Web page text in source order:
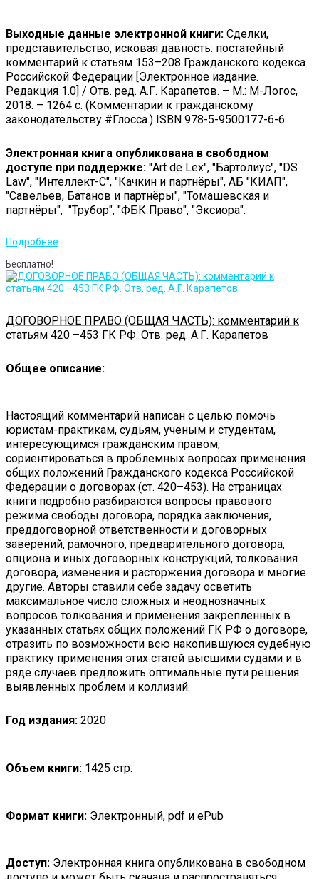
Выходные данные электронной книги: Сделки,
представительство, исковая давность: постатейный
комментарий к статьям 153–208 Гражданского кодекса
Российской Федерации [Электронное издание.
Редакция 1.0] / Отв. ред. А.Г. Карапетов. – М.: М-Логос,
2018. – 1264 с. (Комментарии к гражданскому
законодательству #Глосса.) ISBN 978-5-9500177-6-6
Электронная книга опубликована в свободном
доступе при поддержке: "Art de Lex", "Бартолиус", "DS
Law", "Интеллект-С", "Качкин и партнёры", АБ "КИАП",
"Савельев, Батанов и партнёры", "Томашевская и
партнёры", "Трубор", "ФБК Право", "Эксиора".
Подробнее
Бесплатно!
ДОГОВОРНОЕ ПРАВО (ОБЩАЯ ЧАСТЬ): комментарий к
статьям 420 –453 ГК РФ. Отв. ред. А.Г. Карапетов
Общее описание:
Настоящий комментарий написан с целью помочь
юристам-практикам, судьям, ученым и студентам,
интересующимся гражданским правом,
сориентироваться в проблемных вопросах применения
общих положений Гражданского кодекса Российской
Федерации о договорах (ст. 420–453). На страницах
книги подробно разбираются вопросы правового
режима свободы договора, порядка заключения,
преддоговорной ответственности и договорных
заверений, рамочного, предварительного договора,
опциона и иных договорных конструкций, толкования
договора, изменения и расторжения договора и многие
другие. Авторы ставили себе задачу осветить
максимальное число сложных и неоднозначных
вопросов толкования и применения закрепленных в
указанных статьях общих положений ГК РФ о договоре,
отразить по возможности всю накопившуюся судебную
практику применения этих статей высшими судами и в
ряде случаев предложить оптимальные пути решения
выявленных проблем и коллизий.
Год издания: 2020
Объем книги: 1425 стр.
Формат книги: Электронный, pdf и ePub
Доступ: Электронная книга опубликована в свободном